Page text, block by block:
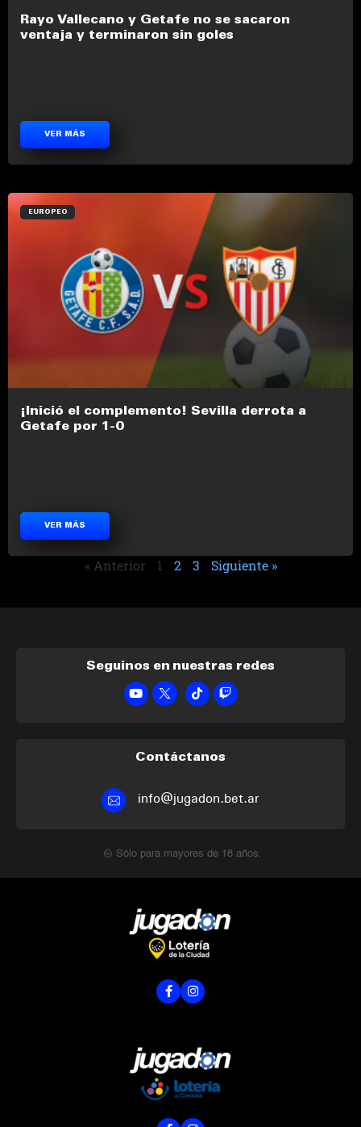
Rayo Vallecano y Getafe no se sacaron
ventaja y terminaron sin goles
VER MÁS
EUROPEO
¡Inició el complemento! Sevilla derrota a
Getafe por 1-0
VER MÁS
« Anterior 1 2 3 Siguiente »
Seguinos en nuestras redes
Contáctanos
info@jugadon.bet.ar
Sólo para mayores de 18 años.